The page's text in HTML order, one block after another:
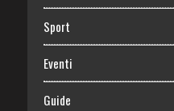
Sport
Eventi
Guide